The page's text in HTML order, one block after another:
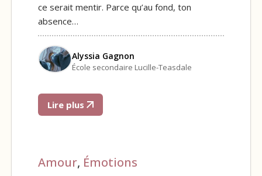
ce serait mentir. Parce qu’au fond, ton
absence…
Alyssia Gagnon
École secondaire Lucille-Teasdale
Lire plus
Amour, Émotions